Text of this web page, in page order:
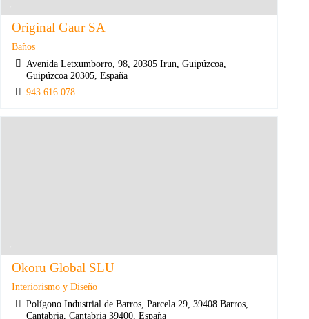
Original Gaur SA
Baños
Avenida Letxumborro, 98, 20305 Irun, Guipúzcoa,
Guipúzcoa 20305, España
943 616 078
Okoru Global SLU
Interiorismo y Diseño
Polígono Industrial de Barros, Parcela 29, 39408 Barros,
Cantabria, Cantabria 39400, España